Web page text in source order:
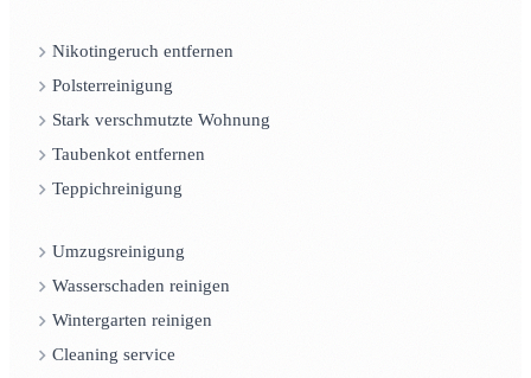
Nikotingeruch entfernen
Polsterreinigung
Stark verschmutzte Wohnung
Taubenkot entfernen
Teppichreinigung
Umzugsreinigung
Wasserschaden reinigen
Wintergarten reinigen
Cleaning service